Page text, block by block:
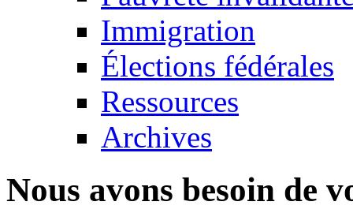
Immigration
Élections fédérales
Ressources
Archives
Nous avons besoin de